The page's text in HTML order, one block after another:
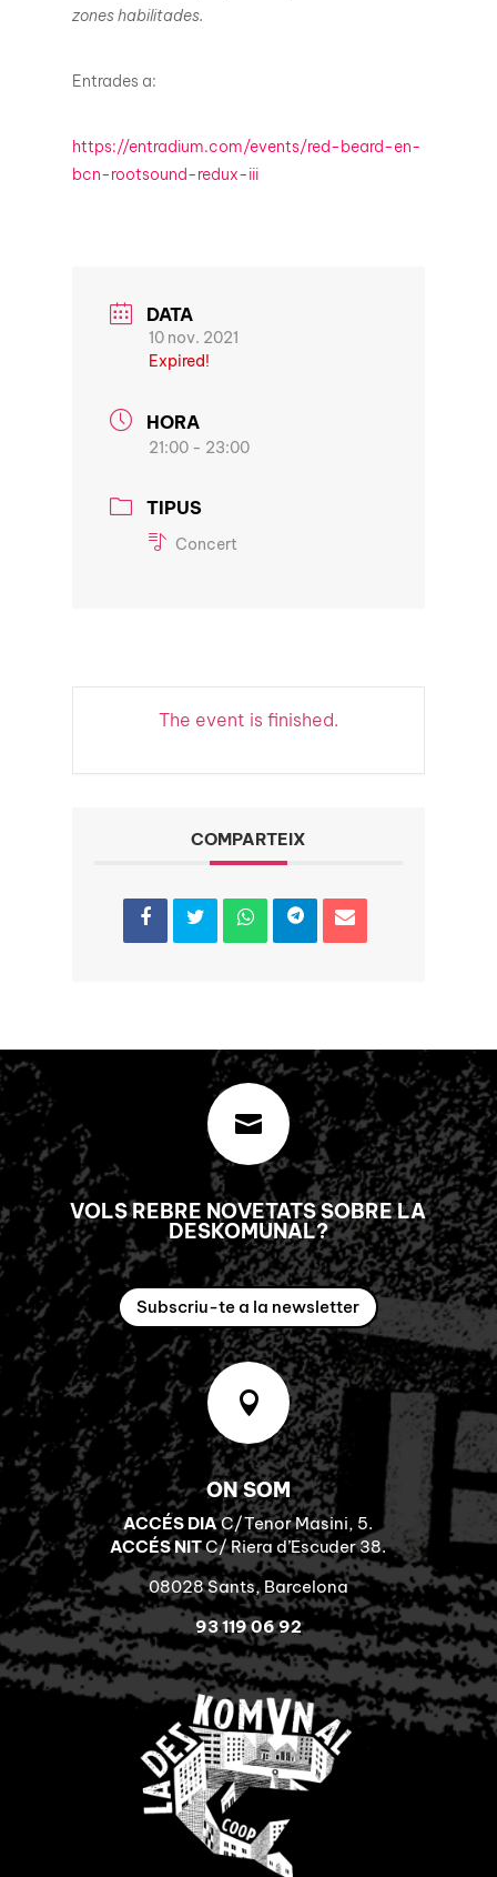
zones habilitades.
Entrades a:
https://entradium.com/events/red-beard-en-
bcn-rootsound-redux-iii
DATA
10 nov. 2021
Expired!
HORA
21:00 - 23:00
TIPUS
Concert
The event is finished.
COMPARTEIX

VOLS REBRE NOVETATS SOBRE LA
DESKOMUNAL?
Subscriu-te a la newsletter

ON SOM
ACCÉS DIAC/Tenor Masini, 5.
ACCÉS NITC/ Riera d’Escuder 38.
08028 Sants, Barcelona
93 119 06 92